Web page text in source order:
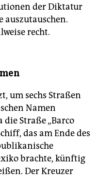
der Diktatur
auszutauschen.
recht.
um sechs Straßen
Namen
die Straße „Barco
das am Ende des
brachte, künftig
Der Kreuzer